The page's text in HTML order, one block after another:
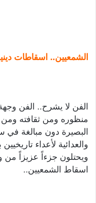
الشمعيين.. اسقاطات
الفن لا يشرح.. الفن
منظوره ومن ثقافته
البصيرة دون مبالغة في
والعدائية لأعداء
ويحتلون جزءاً عزيزاً من
اسقاط الشمعيين..